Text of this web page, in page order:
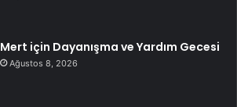
Mert için Dayanışma ve Yardım Gecesi
Ağustos 8, 2026